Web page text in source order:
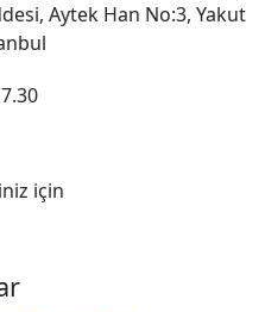
Aytek Han No:3, Yakut
için